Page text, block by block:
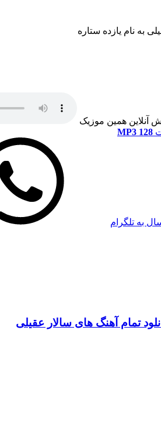
به نام یازده ستاره
آنلاین همین موزیک
MP3 128
به تلگرام
تمام آهنگ های سالار عقیلی